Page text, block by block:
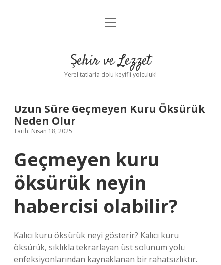
Anasayfa
Yasal Uyarı
menüyü
Şehir ve Lezzet
Yerel tatlarla dolu keyifli yolculuk!
Uzun Süre Geçmeyen Kuru Öksürük
Neden Olur
Tarih: Nisan 18, 2025
Geçmeyen kuru
öksürük neyin
habercisi olabilir?
Kalıcı kuru öksürük neyi gösterir? Kalıcı kuru
öksürük, sıklıkla tekrarlayan üst solunum yolu
enfeksiyonlarından kaynaklanan bir rahatsızlıktır.